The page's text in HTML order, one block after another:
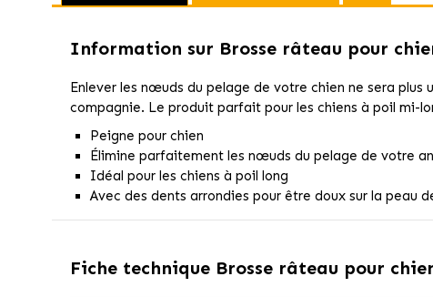
Information sur Brosse râteau pour
Enlever les nœuds du pelage de votre chien ne sera
compagnie. Le produit parfait pour les chiens à poil mi-
Peigne pour chien
Élimine parfaitement les nœuds du pelage de votre
Idéal pour les chiens à poil long
Avec des dents arrondies pour être doux sur la peau
Fiche technique Brosse râteau pour